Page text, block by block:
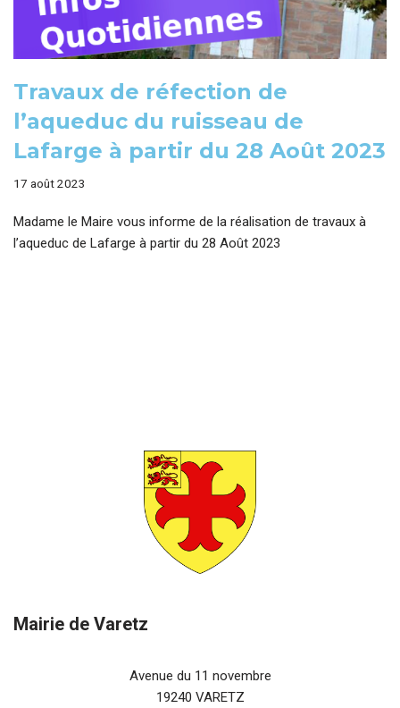
Travaux de réfection de
l’aqueduc du ruisseau de
Lafarge à partir du 28 Août 2023
17 août 2023
Madame le Maire vous informe de la réalisation de travaux à
l’aqueduc de Lafarge à partir du 28 Août 2023
Mairie de Varetz
Avenue du 11 novembre
19240 VARETZ